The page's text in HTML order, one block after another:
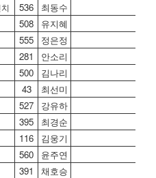
536 최동수
508 유지혜
555 정은정
281 안소리
500 김나리
43 최선미
527 강유하
395 최경순
116 김웅기
560 윤주연
391 채호승